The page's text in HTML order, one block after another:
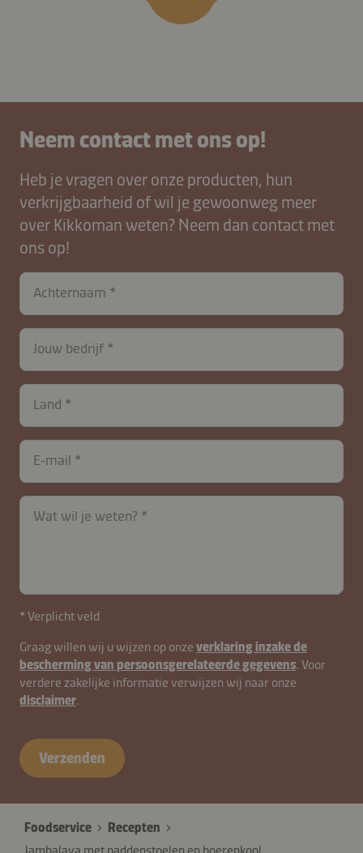
Neem contact met ons op!
Heb je vragen over onze producten, hun
verkrijgbaarheid of wil je gewoonweg meer
over Kikkoman weten? Neem dan contact met
ons op!
Achternaam
Jouw bedrijf
Land
E‑mail
Wat wil je weten?
* Verplicht veld
contactNL-
B2B-
26615-
YVShgk
Graag willen wij u wijzen op onze verklaring inzake de
bescherming van persoonsgerelateerde gegevens. Voor
verdere zakelijke informatie verwijzen wij naar onze
disclaimer.
Verzenden
Foodservice
Recepten
Jambalaya met paddenstoelen en boerenkool